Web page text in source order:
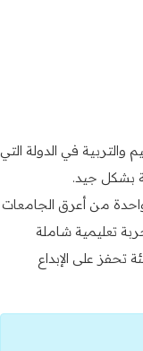
في الدولة التي
بشكل جيد.
من أعرق الجامعات
تعليمية شاملة
على الإبداع